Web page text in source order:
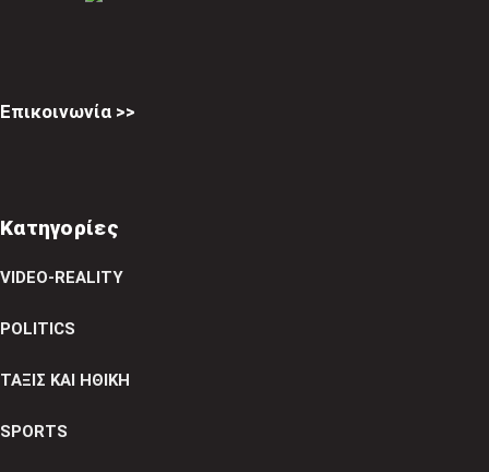
Επικοινωνία >>
Κατηγορίες
VIDEO-REALITY
POLITICS
ΤΑΞΙΣ ΚΑΙ ΗΘΙΚΗ
SPORTS